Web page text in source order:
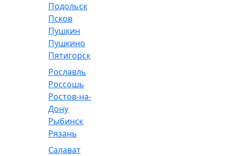
Подольск
Псков
Пушкин
Пушкино
Пятигорск
Рославль
Россошь
Ростов-на-
Дону
Рыбинск
Рязань
Салават